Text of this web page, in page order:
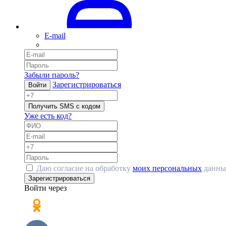
E-mail
Забыли пароль?
Войти Зарегистрироваться
Получить SMS с кодом
Уже есть код?
Даю согласие на обработку моих персональных
Зарегистрироваться
Войти через